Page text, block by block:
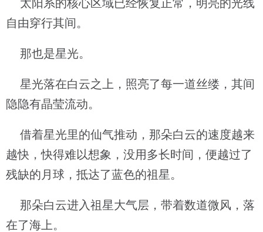
太阳系的核心区域已经恢复正常，明亮的光线
自由穿行其间。
那也是星光。
星光落在白云之上，照亮了每一道丝缕，其间
隐隐有晶莹流动。
借着星光里的仙气推动，那朵白云的速度越来
越快，快得难以想象，没用多长时间，便越过了
残缺的月球，抵达了蓝色的祖星。
那朵白云进入祖星大气层，带着数道微风，落
在了海上。